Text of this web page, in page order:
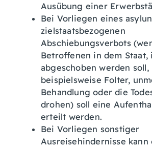
Ausübung einer
Bei Vorliegen eines
zielstaatsbezogenen
Abschiebungsverbots
Betroffenen in dem Staat,
abgeschoben werden soll,
beispielsweise Folter,
Behandlung oder die
drohen) soll eine
erteilt werden.
Bei Vorliegen sonstiger
Ausreisehindernisse kann